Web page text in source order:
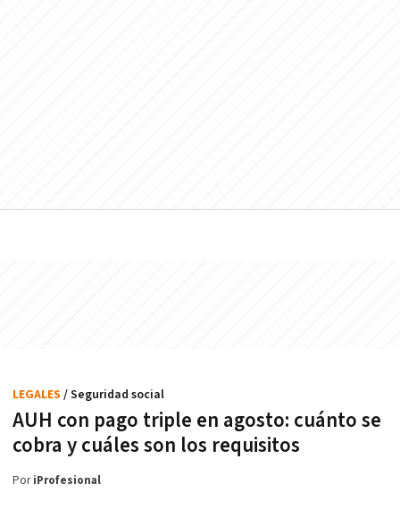
AUH con pago triple en agosto: cuánto se
cobra y cuáles son los requisitos
LEGALES / Seguridad social
PoriProfesional